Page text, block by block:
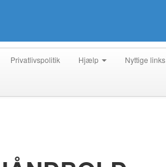
Privatlivspolitik Hjælp Nyttige links